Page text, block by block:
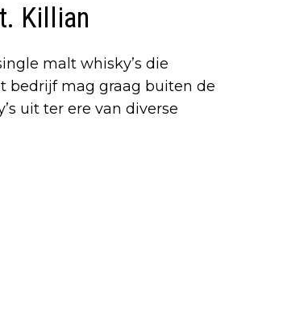
Killian
malt whisky’s die
bedrijf mag graag buiten de
uit ter ere van diverse